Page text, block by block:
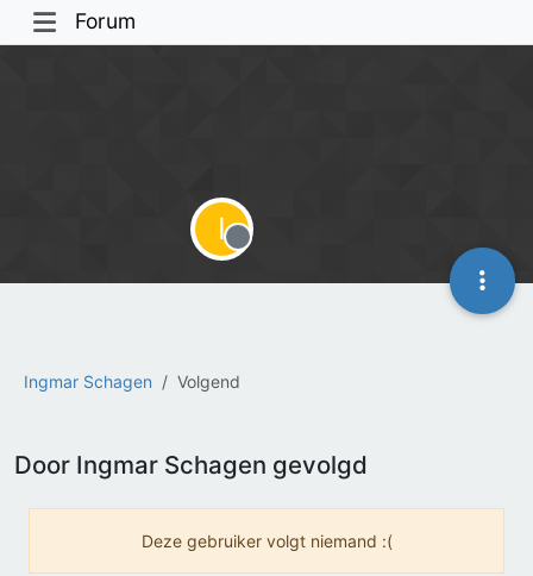
Forum
Ingmar Schagen Volgend
I
Offline
Door Ingmar Schagen gevolgd
Deze gebruiker volgt niemand :(